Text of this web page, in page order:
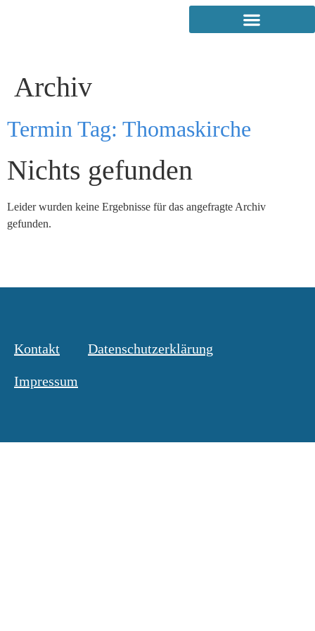
Archiv
Termin Tag: Thomaskirche
Nichts gefunden
Leider wurden keine Ergebnisse für das angefragte Archiv
gefunden.
Kontakt Datenschutzerklärung
Impressum